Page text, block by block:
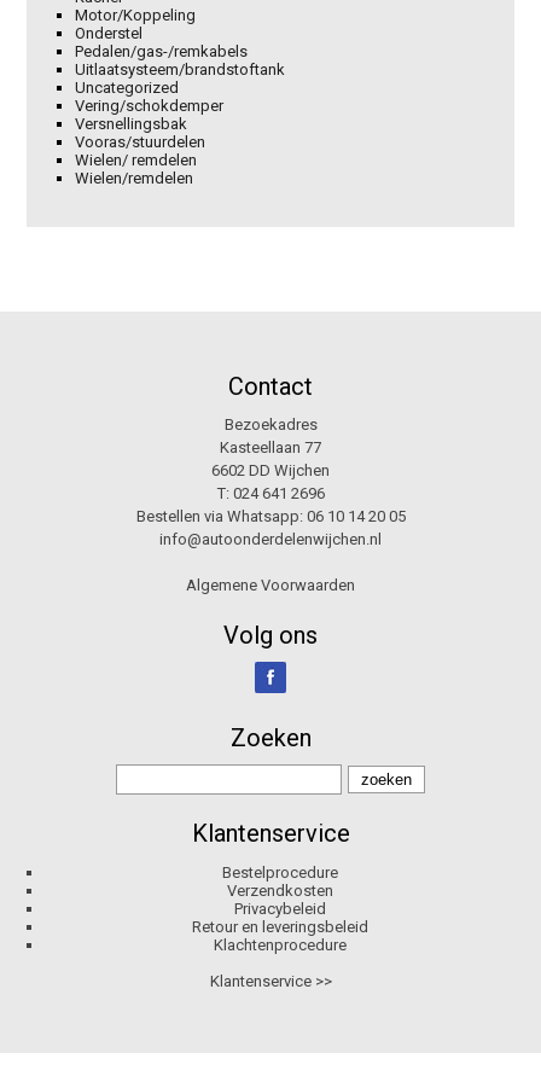
Motor/Koppeling
Onderstel
Pedalen/gas-/remkabels
Uitlaatsysteem/brandstoftank
Uncategorized
Vering/schokdemper
Versnellingsbak
Vooras/stuurdelen
Wielen/ remdelen
Wielen/remdelen
Contact
Bezoekadres
Kasteellaan 77
6602 DD Wijchen
T: 024 641 2696
Bestellen via Whatsapp: 06 10 14 20 05
info@autoonderdelenwijchen.nl
Algemene Voorwaarden
Volg ons
Zoeken
Klantenservice
Bestelprocedure
Verzendkosten
Privacybeleid
Retour en leveringsbeleid
Klachtenprocedure
Klantenservice >>